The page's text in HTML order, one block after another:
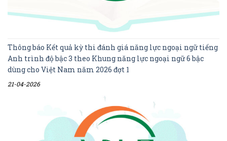
Thông báo Kết quả kỳ thi đánh giá năng lực ngoại ngữ tiếng
Anh trình độ bậc 3 theo Khung năng lực ngoại ngữ 6 bậc
dùng cho Việt Nam năm 2026 đợt 1
21-04-2026